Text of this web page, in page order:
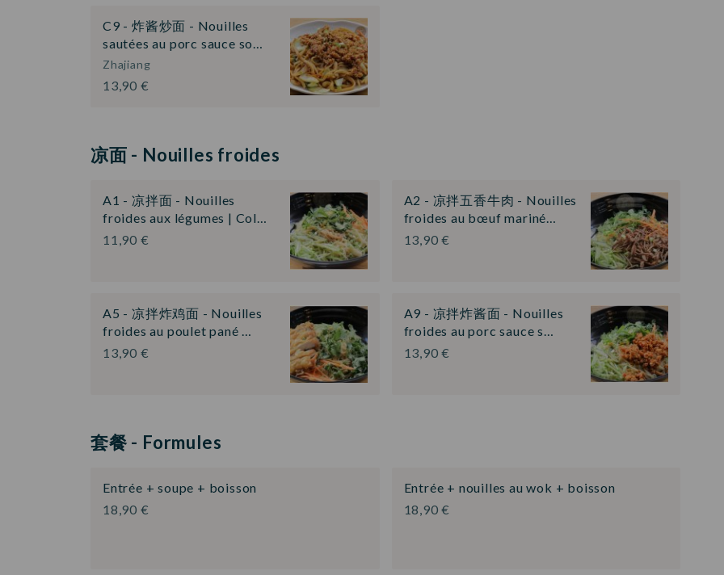
C9 - 炸酱炒面 - Nouilles
sautées au porc sauce so…
Zhajiang
13,90 €
凉面 - Nouilles froides
A1 - 凉拌面 - Nouilles
froides aux légumes | Col…
11,90 €
A2 - 凉拌五香牛肉 - Nouilles
froides au bœuf mariné…
13,90 €
A5 - 凉拌炸鸡面 - Nouilles
froides au poulet pané …
13,90 €
A9 - 凉拌炸酱面 - Nouilles
froides au porc sauce s…
13,90 €
套餐 - Formules
Entrée + soupe + boisson
18,90 €
Entrée + nouilles au wok + boisson
18,90 €